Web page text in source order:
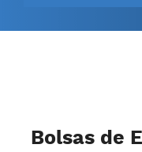
Bolsas de